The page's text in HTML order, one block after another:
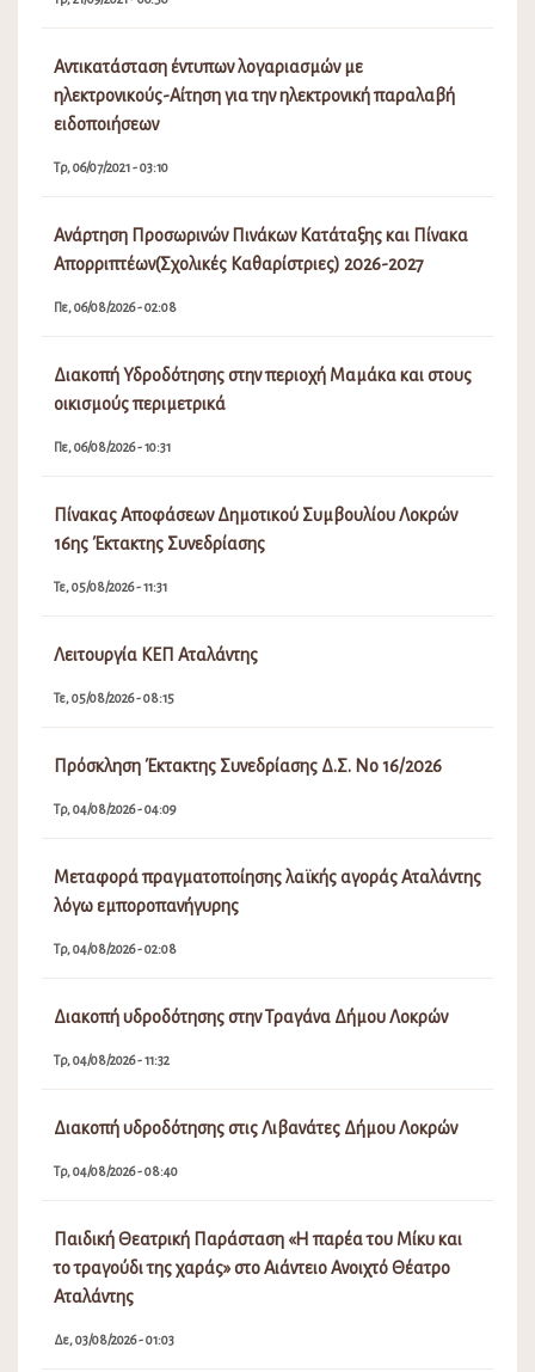
Αντικατάσταση έντυπων λογαριασμών με
ηλεκτρονικούς-Αίτηση για την ηλεκτρονική παραλαβή
ειδοποιήσεων
Τρ, 06/07/2021 - 03:10
Ανάρτηση Προσωρινών Πινάκων Κατάταξης και Πίνακα
Απορριπτέων(Σχολικές Καθαρίστριες) 2026-2027
Πε, 06/08/2026 - 02:08
Διακοπή Υδροδότησης στην περιοχή Μαμάκα και στους
οικισμούς περιμετρικά
Πε, 06/08/2026 - 10:31
Πίνακας Αποφάσεων Δημοτικού Συμβουλίου Λοκρών
16ης Έκτακτης Συνεδρίασης
Τε, 05/08/2026 - 11:31
Λειτουργία ΚΕΠ Αταλάντης
Τε, 05/08/2026 - 08:15
Πρόσκληση Έκτακτης Συνεδρίασης Δ.Σ. Νο 16/2026
Τρ, 04/08/2026 - 04:09
Μεταφορά πραγματοποίησης λαϊκής αγοράς Αταλάντης
λόγω εμποροπανήγυρης
Τρ, 04/08/2026 - 02:08
Διακοπή υδροδότησης στην Τραγάνα Δήμου Λοκρών
Τρ, 04/08/2026 - 11:32
Διακοπή υδροδότησης στις Λιβανάτες Δήμου Λοκρών
Τρ, 04/08/2026 - 08:40
Παιδική Θεατρική Παράσταση «Η παρέα του Μίκυ και
το τραγούδι της χαράς» στο Αιάντειο Ανοιχτό Θέατρο
Αταλάντης
Δε, 03/08/2026 - 01:03